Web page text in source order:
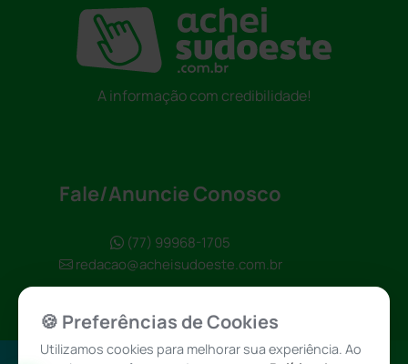
A informação com credibilidade!
Fale/Anuncie Conosco
(77) 99968-1705
redacao@acheisudoeste.com.br
🍪 Preferências de Cookies
Utilizamos cookies para melhorar sua experiência. Ao